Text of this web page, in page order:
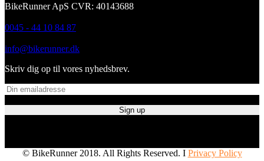
BikeRunner ApS CVR: 40143688
0045 - 44 10 84 87
info@bikerunner.dk
Skriv dig op til vores nyhedsbrev.
© BikeRunner 2018. All Rights Reserved. I Privacy Policy